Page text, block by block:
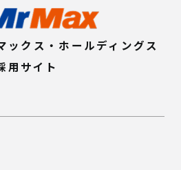
ックス・ホールディングス
用サイト